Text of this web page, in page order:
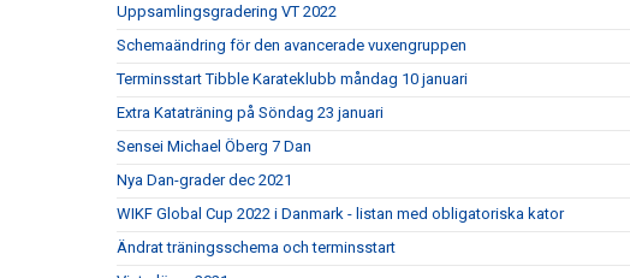
Uppsamlingsgradering VT 2022
Schemaändring för den avancerade vuxengruppen
Terminsstart Tibble Karateklubb måndag 10 januari
Extra Kataträning på Söndag 23 januari
Sensei Michael Öberg 7 Dan
Nya Dan-grader dec 2021
WIKF Global Cup 2022 i Danmark - listan med obligatoriska kator
Ändrat träningsschema och terminsstart